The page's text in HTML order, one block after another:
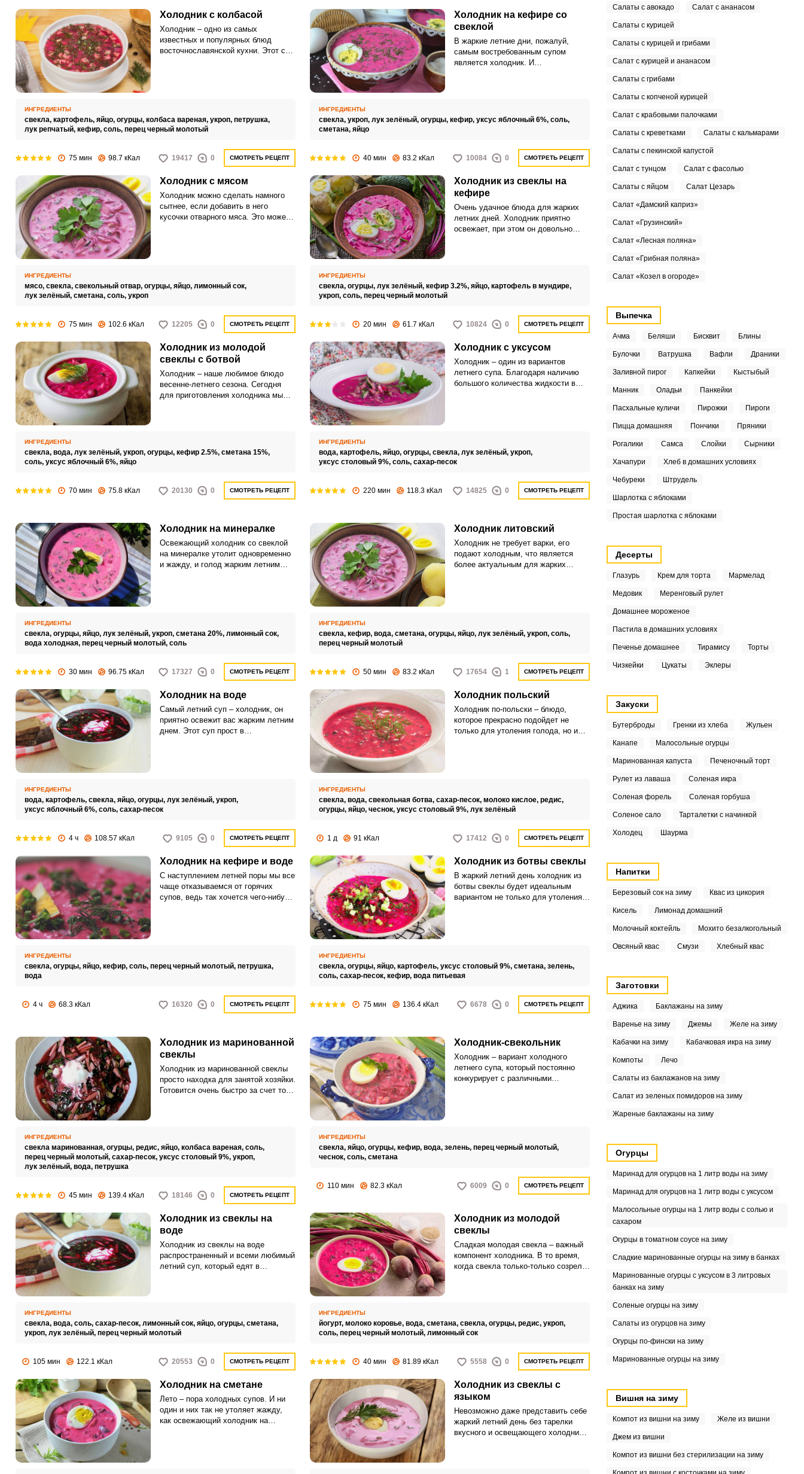
Холодник с колбасой
Холодник – одно из самых
известных и популярных блюд
восточнославянской кухни. Этот суп
ИНГРЕДИЕНТЫ
свекла, картофель, яйцо, огурцы, колбаса вареная, укроп, петрушка,
лук репчатый, кефир, соль, перец черный молотый
75 мин 98.7 кКал 19417 0 СМОТРЕТЬ РЕЦЕПТ
Холодник на кефире со
свеклой
В жаркие летние дни, пожалуй,
самым востребованным супом
является холодник. И
ИНГРЕДИЕНТЫ
свекла, укроп, лук зелёный, огурцы, кефир, уксус яблочный 6%, соль,
сметана, яйцо
40 мин 83.2 кКал 10084 0 СМОТРЕТЬ РЕЦЕПТ
Холодник с мясом
Холодник можно сделать намного
сытнее, если добавить в него
кусочки отварного мяса. Это может
ИНГРЕДИЕНТЫ
мясо, свекла, свекольный отвар, огурцы, яйцо, лимонный сок,
лук зелёный, сметана, соль, укроп
75 мин 102.6 кКал 12205 0 СМОТРЕТЬ РЕЦЕПТ
Холодник из свеклы на
кефире
Очень удачное блюда для жарких
летних дней. Холодник приятно
освежает, при этом он довольно
ИНГРЕДИЕНТЫ
свекла, огурцы, лук зелёный, кефир 3.2%, яйцо, картофель в мундире,
укроп, соль, перец черный молотый
20 мин 61.7 кКал 10824 0 СМОТРЕТЬ РЕЦЕПТ
Холодник из молодой
свеклы с ботвой
Холодник – наше любимое блюдо
весенне-летнего сезона. Сегодня
для приготовления холодника мы
ИНГРЕДИЕНТЫ
свекла, вода, лук зелёный, укроп, огурцы, кефир 2.5%, сметана 15%,
соль, уксус яблочный 6%, яйцо
70 мин 75.8 кКал 20130 0 СМОТРЕТЬ РЕЦЕПТ
Холодник с уксусом
Холодник – один из вариантов
летнего супа. Благодаря наличию
большого количества жидкости в
ИНГРЕДИЕНТЫ
вода, картофель, яйцо, огурцы, свекла, лук зелёный, укроп,
уксус столовый 9%, соль, сахар-песок
220 мин 118.3 кКал 14825 0 СМОТРЕТЬ РЕЦЕПТ
Холодник на минералке
Освежающий холодник со свеклой
на минералке утолит одновременно
и жажду, и голод жарким летним
ИНГРЕДИЕНТЫ
свекла, огурцы, яйцо, лук зелёный, укроп, сметана 20%, лимонный сок,
вода холодная, перец черный молотый, соль
30 мин 96.75 кКал 17327 0 СМОТРЕТЬ РЕЦЕПТ
Холодник литовский
Холодник не требует варки, его
подают холодным, что является
более актуальным для жарких
ИНГРЕДИЕНТЫ
свекла, кефир, вода, сметана, огурцы, яйцо, лук зелёный, укроп, соль,
перец черный молотый
50 мин 83.2 кКал 17654 1 СМОТРЕТЬ РЕЦЕПТ
Холодник на воде
Самый летний суп – холодник, он
приятно освежит вас жарким летним
днем. Этот суп прост в
ИНГРЕДИЕНТЫ
вода, картофель, свекла, яйцо, огурцы, лук зелёный, укроп,
уксус яблочный 6%, соль, сахар-песок
4 ч 108.57 кКал 9105 0 СМОТРЕТЬ РЕЦЕПТ
Холодник польский
Холодник по-польски – блюдо,
которое прекрасно подойдет не
только для утоления голода, но и
ИНГРЕДИЕНТЫ
свекла, вода, свекольная ботва, сахар-песок, молоко кислое, редис,
огурцы, яйцо, чеснок, уксус столовый 9%, лук зелёный
1 д 91 кКал 17412 0 СМОТРЕТЬ РЕЦЕПТ
Холодник на кефире и воде
С наступлением летней поры мы все
чаще отказываемся от горячих
супов, ведь так хочется чего-нибудь
ИНГРЕДИЕНТЫ
свекла, огурцы, яйцо, кефир, соль, перец черный молотый, петрушка,
вода
4 ч 68.3 кКал 16320 0 СМОТРЕТЬ РЕЦЕПТ
Холодник из ботвы свеклы
В жаркий летний день холодник из
ботвы свеклы будет идеальным
вариантом не только для утоления
час вы сможете справиться с
приготовлением и порадовать своих
ИНГРЕДИЕНТЫ
свекла, огурцы, яйцо, картофель, уксус столовый 9%, сметана, зелень,
соль, сахар-песок, кефир, вода питьевая
75 мин 136.4 кКал 6678 0 СМОТРЕТЬ РЕЦЕПТ
Холодник из маринованной
свеклы
Холодник из маринованной свеклы
просто находка для занятой хозяйки.
Готовится очень быстро за счет того,
ИНГРЕДИЕНТЫ
свекла маринованная, огурцы, редис, яйцо, колбаса вареная, соль,
перец черный молотый, сахар-песок, уксус столовый 9%, укроп,
лук зелёный, вода, петрушка
45 мин 139.4 кКал 18146 0 СМОТРЕТЬ РЕЦЕПТ
Холодник-свекольник
Холодник – вариант холодного
летнего супа, который постоянно
конкурирует с различными
ИНГРЕДИЕНТЫ
свекла, яйцо, огурцы, кефир, вода, зелень, перец черный молотый,
чеснок, соль, сметана
110 мин 82.3 кКал 6009 0 СМОТРЕТЬ РЕЦЕПТ
Холодник из свеклы на
воде
Холодник из свеклы на воде
распространенный и всеми любимый
летний суп, который едят в
ИНГРЕДИЕНТЫ
свекла, вода, соль, сахар-песок, лимонный сок, яйцо, огурцы, сметана,
укроп, лук зелёный, перец черный молотый
105 мин 122.1 кКал 20553 0 СМОТРЕТЬ РЕЦЕПТ
Холодник из молодой
свеклы
Сладкая молодая свекла – важный
компонент холодника. В то время,
когда свекла только-только созрела,
ИНГРЕДИЕНТЫ
йогурт, молоко коровье, вода, сметана, свекла, огурцы, редис, укроп,
соль, перец черный молотый, лимонный сок
40 мин 81.89 кКал 5558 0 СМОТРЕТЬ РЕЦЕПТ
Холодник на сметане
Лето – пора холодных супов. И ни
один и них так не утоляет жажду,
как освежающий холодник на
Холодник из свеклы с
языком
Невозможно даже представить себе
жаркий летний день без тарелки
вкусного и освещающего холодника
Салаты с авокадо Салат с ананасом
Салаты с курицей
Салаты с курицей и грибами
Салат с курицей и ананасом
Салаты с грибами
Салаты с копченой курицей
Салат с крабовыми палочками
Салаты с креветками Салаты с кальмарами
Салаты с пекинской капустой
Салат с тунцом Салат с фасолью
Салаты с яйцом Салат Цезарь
Салат «Дамский каприз»
Салат «Грузинский»
Салат «Лесная поляна»
Салат «Грибная поляна»
Салат «Козел в огороде»
Выпечка
Ачма Беляши Бисквит Блины
Булочки Ватрушка Вафли Драники
Заливной пирог Капкейки Кыстыбый
Манник Оладьи Панкейки
Пасхальные куличи Пирожки Пироги
Пицца домашняя Пончики Пряники
Рогалики Самса Слойки Сырники
Хачапури Хлеб в домашних условиях
Чебуреки Штрудель
Шарлотка с яблоками
Простая шарлотка с яблоками
Десерты
Глазурь Крем для торта Мармелад
Медовик Меренговый рулет
Домашнее мороженое
Пастила в домашних условиях
Печенье домашнее Тирамису Торты
Чизкейки Цукаты Эклеры
Закуски
Бутерброды Гренки из хлеба Жульен
Канапе Малосольные огурцы
Маринованная капуста Печеночный торт
Рулет из лаваша Соленая икра
Соленая форель Соленая горбуша
Соленое сало Тарталетки с начинкой
Холодец Шаурма
Напитки
Березовый сок на зиму Квас из цикория
Кисель Лимонад домашний
Молочный коктейль Мохито безалкогольный
Овсяный квас Смузи Хлебный квас
Заготовки
Аджика Баклажаны на зиму
Варенье на зиму Джемы Желе на зиму
Кабачки на зиму Кабачковая икра на зиму
Компоты Лечо
Салаты из баклажанов на зиму
Салат из зеленых помидоров на зиму
Жареные баклажаны на зиму
Огурцы
Маринад для огурцов на 1 литр воды на зиму
Маринад для огурцов на 1 литр воды с уксусом
Малосольные огурцы на 1 литр воды с солью и
сахаром
Огурцы в томатном соусе на зиму
Сладкие маринованные огурцы на зиму в банках
Маринованные огурцы с уксусом в 3 литровых
банках на зиму
Соленые огурцы на зиму
Салаты из огурцов на зиму
Огурцы по-фински на зиму
Маринованные огурцы на зиму
Вишня на зиму
Компот из вишни на зиму Желе из вишни
Джем из вишни
Компот из вишни без стерилизации на зиму
ВХОД НА САЙТ РЕГИСТРАЦИЯ
Войдите
с помощью социальных сетей:
или
Запомнить меня
ВХОД
Забыли пароль?